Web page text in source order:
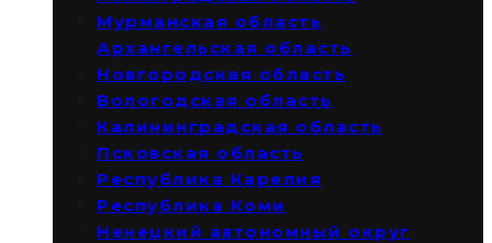
Мурманская область
Архангельская область
Новгородская область
Вологодская область
Калининградская область
Псковская область
Республика Карелия
Республика Коми
Ненецкий автономный округ